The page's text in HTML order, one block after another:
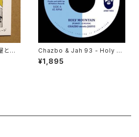
とレ
しま
Chazbo & Jah 93 - Holy M
ountain "7"
¥1,895